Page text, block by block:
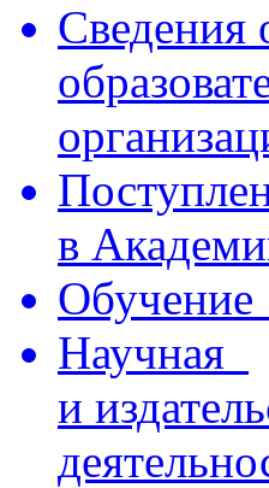
Сведения
в
Обучение
Научная
и